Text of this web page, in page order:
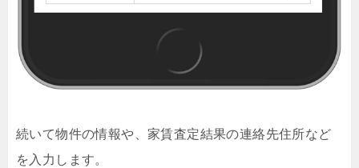
続いて物件の情報や、家賃査定結果の連絡先住所など
を入力します。